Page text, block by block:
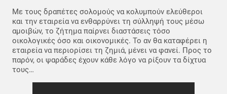
Με τους δραπέτες σολομούς να κολυμπούν ελεύθεροι
και την εταιρεία να ενθαρρύνει τη σύλληψή τους μέσω
αμοιβών, το ζήτημα παίρνει διαστάσεις τόσο
οικολογικές όσο και οικονομικές. Το αν θα καταφέρει η
εταιρεία να περιορίσει τη ζημιά, μένει να φανεί. Προς το
παρόν, οι ψαράδες έχουν κάθε λόγο να ρίξουν τα δίχτυα
τους…